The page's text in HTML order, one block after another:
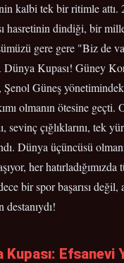
kalbi tek bir ritimle attı.
hasretinin dindiği, bir
gere gere "Biz de
Kupası! Güney
Şenol Güneş
olmanın ötesine geçti.
sevinç çığlıklarını, tek
Dünya üçüncüsü
her
bir spor başarısı değil,
Kupası: Efsanevi